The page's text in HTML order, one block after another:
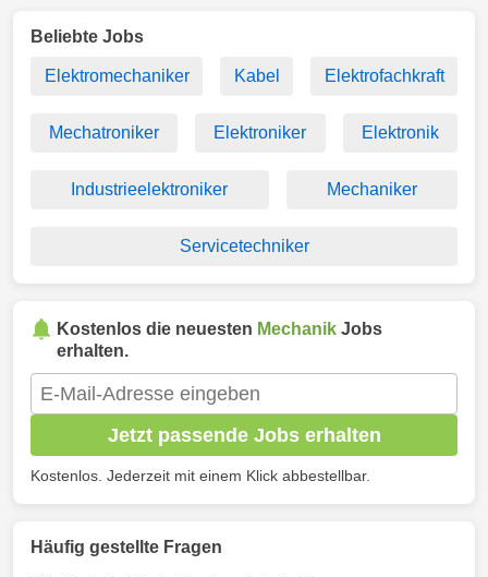
Beliebte Jobs
Elektromechaniker Kabel Elektrofachkraft
Mechatroniker Elektroniker Elektronik
Industrieelektroniker Mechaniker
Servicetechniker
Kostenlos die neuesten Mechanik Jobs
erhalten.
Jetzt passende Jobs erhalten
Kostenlos. Jederzeit mit einem Klick abbestellbar.
Häufig gestellte Fragen